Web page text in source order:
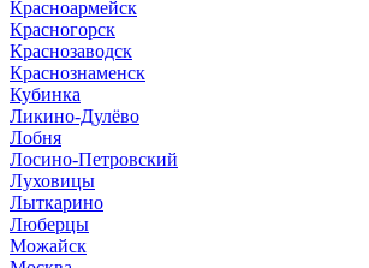
Красноармейск
Красногорск
Краснозаводск
Краснознаменск
Кубинка
Ликино-Дулёво
Лобня
Лосино-Петровский
Луховицы
Лыткарино
Люберцы
Можайск